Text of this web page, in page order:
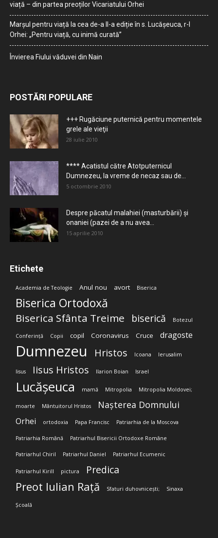
viață – din partea preoților Vicariatului Orhei
Marșul pentru viață la cea de-a II-a ediție în s. Lucășeuca, r-l
Orhei: „Pentru viață, cu inimă curată”
Învierea Fiului văduvei din Nain
POSTĂRI POPULARE
+++ Rugăciune puternică pentru momentele
grele ale vieţii
28 iulie 2010
**** Acatistul către Atotputernicul
Dumnezeu, la vreme de necaz sau de...
5 octombrie 2010
Despre păcatul malahiei (masturbării) şi
onaniei (pazei de a nu avea...
15 aprilie 2010
Etichete
Academia de Teologie Anul nou avort Biserica
Biserica Ortodoxă
Biserica Sfânta Treime biserică Botezul
Conferință Copii copil Coronavirus Cruce dragoste
Dumnezeu Hristos Icoana Ierusalim
Iisus Iisus Hristos Ilarion Boian Israel
Lucășeuca mamă Mitropolia Mitropolia Moldovei;
moarte Mântuitorul Hristos Nașterea Domnului
Orhei ortodoxia Papa Francisc Patriarhia de la Moscova
Patriarhia Română Patriarhul Bisericii Ortodoxe Române
Patriarhul Chiril Patriarhul Daniel Patriarhul Ecumenic
Patriarhul Kirill pictura Predica
Preot Iulian Rață Sfaturi duhovnicești; Sinaxa
Școală